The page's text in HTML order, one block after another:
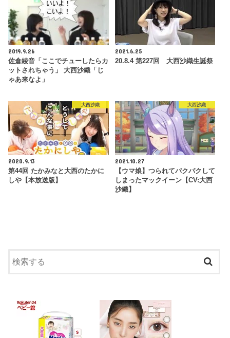
2019.9.26
佐倉綾音「ここでチューしたらカ
ットされちゃう」 大西沙織「じ
ゃあ来なよ」
2021.6.25
20.8.4 第227回 大西沙織生誕祭
大西沙織
2020.9.13
第44回 たかみなと大西のたかに
しや【本放送版】
大西沙織
2021.10.27
【ウマ娘】つられてパクパクして
しまったマックイーン【CV:大西
沙織】